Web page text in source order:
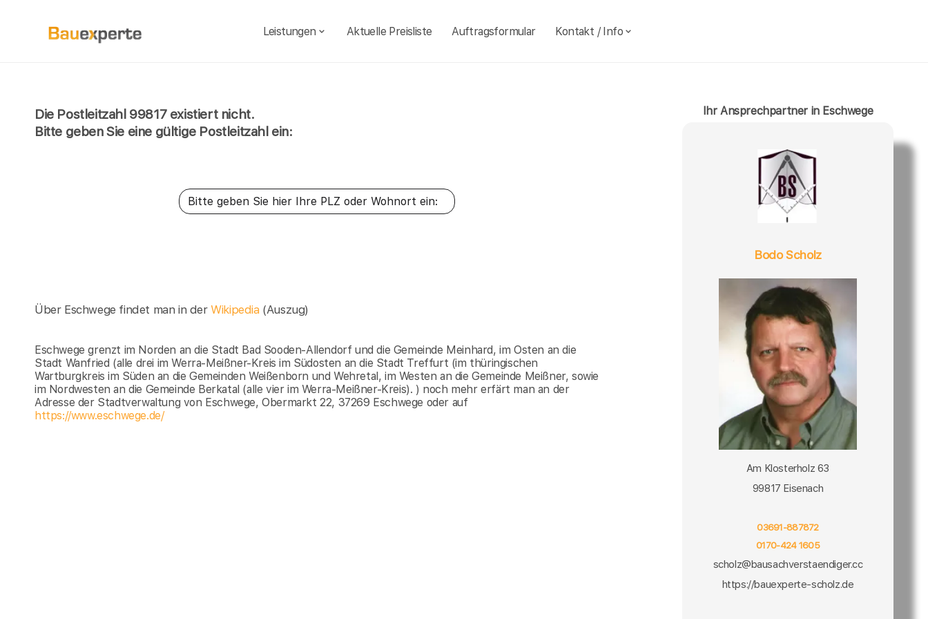
Leistungen Aktuelle Preisliste Auftragsformular Kontakt / Info
Die Postleitzahl 99817 existiert nicht.
Bitte geben Sie eine gültige Postleitzahl ein:
Über Eschwege findet man in derWikipedia (Auszug)
Eschwege grenzt im Norden an die Stadt Bad Sooden-Allendorf und die Gemeinde Meinhard, im Osten an die
Stadt Wanfried (alle drei im Werra-Meißner-Kreis im Südosten an die Stadt Treffurt (im thüringischen
Wartburgkreis im Süden an die Gemeinden Weißenborn und Wehretal, im Westen an die Gemeinde Meißner, sowie
im Nordwesten an die Gemeinde Berkatal (alle vier im Werra-Meißner-Kreis). ) noch mehr erfärt man an der
Adresse der Stadtverwaltung von Eschwege, Obermarkt 22, 37269 Eschwege oder auf
https://www.eschwege.de/
Ihr Ansprechpartner in Eschwege
Bodo Scholz
Am Klosterholz 63
99817 Eisenach
03691-887872
0170-424 1605
scholz@bausachverstaendiger.cc
https://bauexperte-scholz.de